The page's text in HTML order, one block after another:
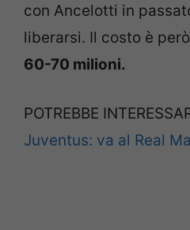
con Ancelotti in
liberarsi. Il costo è
60-70 milioni.
POTREBBE
Juventus: va al Real